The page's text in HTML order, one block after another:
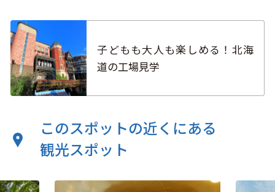
子どもも大人も楽しめる！北海
道の工場見学
このスポットの近くにある
観光スポット